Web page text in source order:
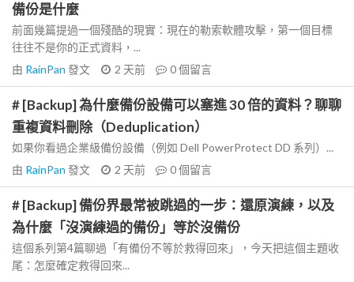
備份是什麼
前面幾篇提過一個殘酷的現實：現在的勒索軟體攻擊，第一個目標
往往不是你的正式資料，...
由 RainPan 發文 2 天前 0個留言
# [Backup] 為什麼備份設備可以塞進 30 倍的資料？聊聊
重複資料刪除（Deduplication）
如果你看過企業級備份設備（例如 Dell PowerProtect DD 系列）...
由 RainPan 發文 2 天前 0個留言
# [Backup] 備份界最常被跳過的一步：還原演練，以及
為什麼「沒演練過的備份」等於沒備份
這個系列第4篇聊過「有備份不等於救得回來」，今天把這個主題收
尾：怎麼確定救得回來...